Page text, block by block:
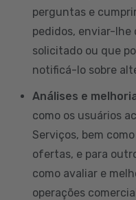
perguntas e
pedidos, enviar-lhe
solicitado ou que
notificá-lo sobre
Análises e
como os usuários
Serviços, bem
ofertas, e para
como avaliar e
operações